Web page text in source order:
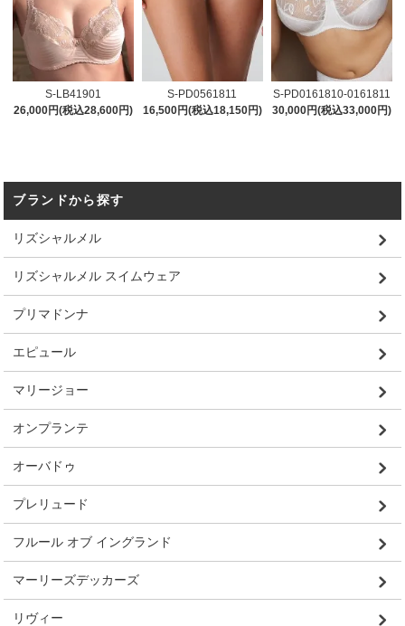
S-LB41901
26,000円(税込28,600円)
S-PD0561811
16,500円(税込18,150円)
S-PD0161810-0161811
30,000円(税込33,000円)
ブランドから探す
リズシャルメル
リズシャルメル スイムウェア
プリマドンナ
エピュール
マリージョー
オンプランテ
オーバドゥ
プレリュード
フルール オブ イングランド
マーリーズデッカーズ
リヴィー